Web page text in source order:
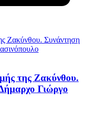
της Ζακύνθου.
Γιώργο